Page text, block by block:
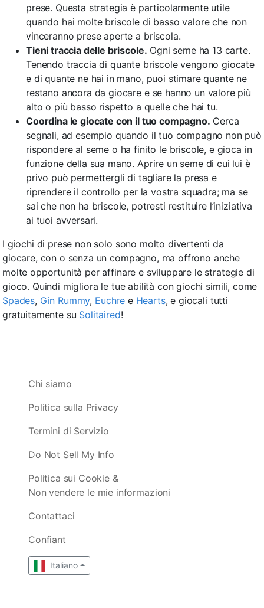
prese. Questa strategia è particolarmente utile
quando hai molte briscole di basso valore che non
vinceranno prese aperte a briscola.
Tieni traccia delle briscole. Ogni seme ha 13 carte.
Tenendo traccia di quante briscole vengono giocate
e di quante ne hai in mano, puoi stimare quante ne
restano ancora da giocare e se hanno un valore più
alto o più basso rispetto a quelle che hai tu.
Coordina le giocate con il tuo compagno. Cerca
segnali, ad esempio quando il tuo compagno non può
rispondere al seme o ha finito le briscole, e gioca in
funzione della sua mano. Aprire un seme di cui lui è
privo può permettergli di tagliare la presa e
riprendere il controllo per la vostra squadra; ma se
sai che non ha briscole, potresti restituire l’iniziativa
ai tuoi avversari.
I giochi di prese non solo sono molto divertenti da
giocare, con o senza un compagno, ma offrono anche
molte opportunità per affinare e sviluppare le strategie di
gioco. Quindi migliora le tue abilità con giochi simili, come
Spades, Gin Rummy, Euchre e Hearts, e giocali tutti
gratuitamente su Solitaired!
Chi siamo
Politica sulla Privacy
Termini di Servizio
Do Not Sell My Info
Politica sui Cookie &
Non vendere le mie informazioni
Contattaci
Confiant
Italiano